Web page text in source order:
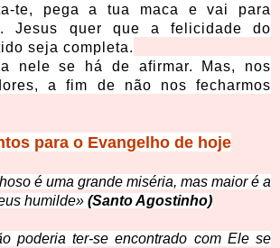
te, pega a tua maca e vai para
Jesus quer que a felicidade do
seja completa.
nele se há de afirmar. Mas, nos
a fim de não nos fecharmos
para o Evangelho de hoje
é uma grande miséria, mas maior é a
humilde» (Santo Agostinho)
poderia ter-se encontrado com Ele se